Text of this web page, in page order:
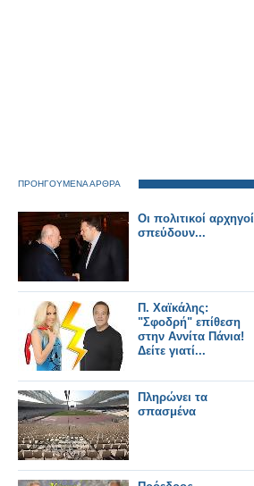
ΠΡΟΗΓΟΥΜΕΝΑ ΑΡΘΡΑ
Οι πολιτικοί αρχηγοί
σπεύδουν...
Π. Χαϊκάλης:
"Σφοδρή" επίθεση
στην Αννίτα Πάνια!
Δείτε γιατί...
Πληρώνει τα
σπασμένα